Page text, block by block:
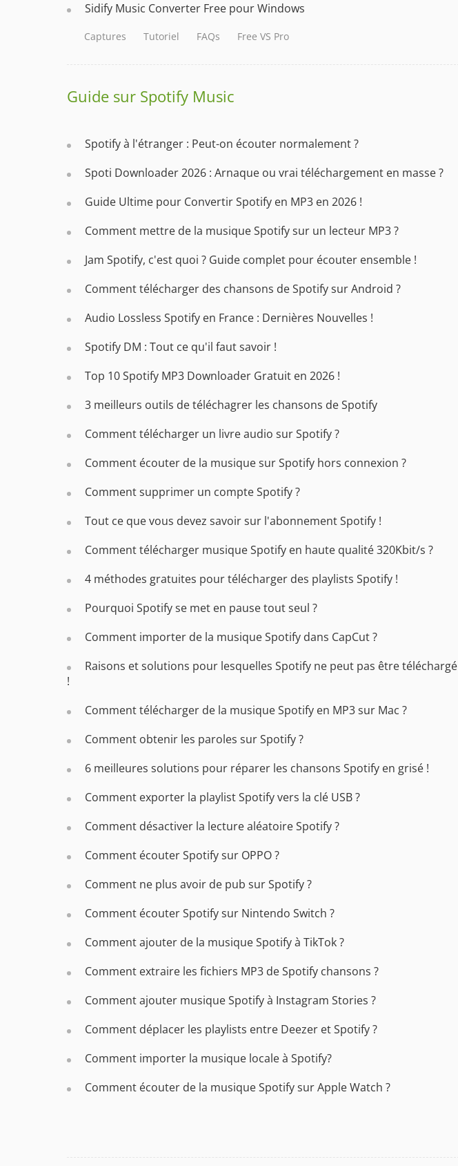
Sidify Music Converter Free pour Windows
Captures Tutoriel FAQs Free VS Pro
Guide sur Spotify Music
Spotify à l'étranger : Peut-on écouter normalement ?
Spoti Downloader 2026 : Arnaque ou vrai téléchargement en masse ?
Guide Ultime pour Convertir Spotify en MP3 en 2026 !
Comment mettre de la musique Spotify sur un lecteur MP3 ?
Jam Spotify, c'est quoi ? Guide complet pour écouter ensemble !
Comment télécharger des chansons de Spotify sur Android ?
Audio Lossless Spotify en France : Dernières Nouvelles !
Spotify DM : Tout ce qu'il faut savoir !
Top 10 Spotify MP3 Downloader Gratuit en 2026 !
3 meilleurs outils de téléchagrer les chansons de Spotify
Comment télécharger un livre audio sur Spotify ?
Comment écouter de la musique sur Spotify hors connexion ?
Comment supprimer un compte Spotify ?
Tout ce que vous devez savoir sur l'abonnement Spotify !
Comment télécharger musique Spotify en haute qualité 320Kbit/s ?
4 méthodes gratuites pour télécharger des playlists Spotify !
Pourquoi Spotify se met en pause tout seul ?
Comment importer de la musique Spotify dans CapCut ?
Raisons et solutions pour lesquelles Spotify ne peut pas être téléchargé
!
Comment télécharger de la musique Spotify en MP3 sur Mac ?
Comment obtenir les paroles sur Spotify ?
6 meilleures solutions pour réparer les chansons Spotify en grisé !
Comment exporter la playlist Spotify vers la clé USB ?
Comment désactiver la lecture aléatoire Spotify ?
Comment écouter Spotify sur OPPO ?
Comment ne plus avoir de pub sur Spotify ?
Comment écouter Spotify sur Nintendo Switch ?
Comment ajouter de la musique Spotify à TikTok ?
Comment extraire les fichiers MP3 de Spotify chansons ?
Comment ajouter musique Spotify à Instagram Stories ?
Comment déplacer les playlists entre Deezer et Spotify ?
Comment importer la musique locale à Spotify?
Comment écouter de la musique Spotify sur Apple Watch ?